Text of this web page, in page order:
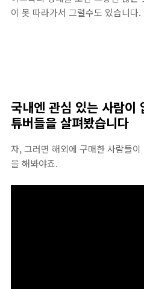
이 못 따라가서 그럴수도 있습니다.
국내엔 관심 있는 사람이
튜버들을 살펴봤습니다
자, 그러면 해외에 구매한 사람들
을 해봐야죠.